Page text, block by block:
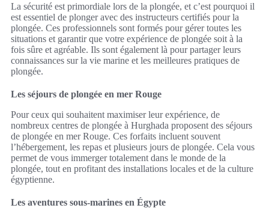
La sécurité est primordiale lors de la plongée, et c’est pourquoi il
est essentiel de plonger avec des instructeurs certifiés pour la
plongée. Ces professionnels sont formés pour gérer toutes les
situations et garantir que votre expérience de plongée soit à la
fois sûre et agréable. Ils sont également là pour partager leurs
connaissances sur la vie marine et les meilleures pratiques de
plongée.
Les séjours de plongée en mer Rouge
Pour ceux qui souhaitent maximiser leur expérience, de
nombreux centres de plongée à Hurghada proposent des séjours
de plongée en mer Rouge. Ces forfaits incluent souvent
l’hébergement, les repas et plusieurs jours de plongée. Cela vous
permet de vous immerger totalement dans le monde de la
plongée, tout en profitant des installations locales et de la culture
égyptienne.
Les aventures sous-marines en Égypte